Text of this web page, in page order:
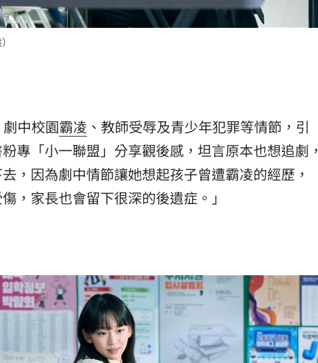
中校園霸凌 、教師受辱及青少年犯罪等情節，引
專「小一聯盟」分享觀後感，坦言原本也想追劇，
，因為劇中情節讓她想起孩子曾遭霸凌的經歷，
，家長也會留下很深的後遺症。」